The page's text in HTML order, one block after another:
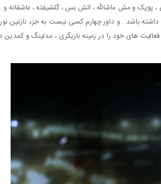
، پوپک و مش ماشالله ، اتش بس ، گلشیفته ، عاشقانه
باشد . و داور چهارم کسی نیست به جزء نازنین
های خود را در زمینه بازیگری ، مدلینگ و کمدین